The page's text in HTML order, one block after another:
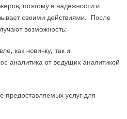
поэтому в надежности и
своими действиями. После
возможность:
как новичку, так и
аналитика от ведущих аналитикой
предоставляемых услуг для